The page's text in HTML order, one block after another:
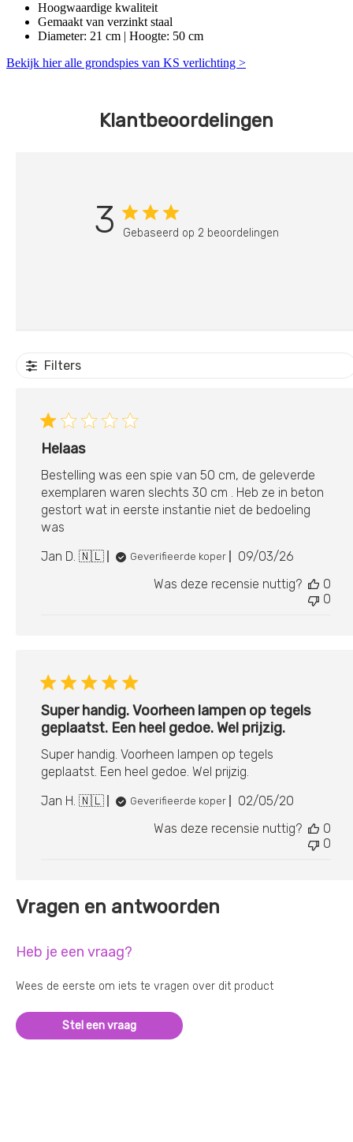
Hoogwaardige kwaliteit
Gemaakt van verzinkt staal
Diameter: 21 cm | Hoogte: 50 cm
Bekijk hier alle grondspies van KS verlichting >
Klantbeoordelingen
3 Gebaseerd op 2 beoordelingen
Filters
Helaas
Bestelling was een spie van 50 cm, de geleverde
exemplaren waren slechts 30 cm . Heb ze in beton
gestort wat in eerste instantie niet de bedoeling
was
Jan D. 🇳🇱
Geverifieerde koper
09/03/26
Was deze recensie nuttig?
0
0
Super handig. Voorheen lampen op tegels
geplaatst. Een heel gedoe. Wel prijzig.
Super handig. Voorheen lampen op tegels
geplaatst. Een heel gedoe. Wel prijzig.
Jan H. 🇳🇱
Geverifieerde koper
02/05/20
Was deze recensie nuttig?
0
0
Vragen en antwoorden
Heb je een vraag?
Wees de eerste om iets te vragen over dit product
Stel een vraag